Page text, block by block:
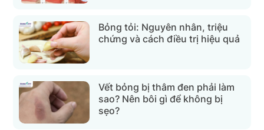
Bỏng tỏi: Nguyên nhân, triệu
chứng và cách điều trị hiệu quả
Vết bỏng bị thâm đen phải làm
sao? Nên bôi gì để không bị
sẹo?